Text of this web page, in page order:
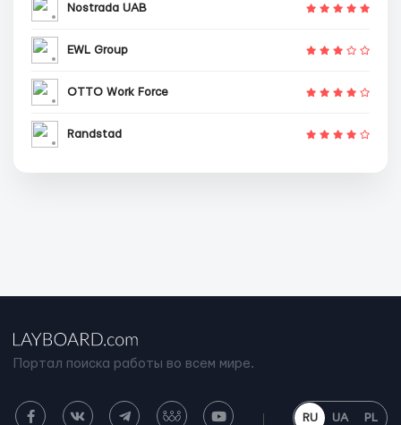
Nostrada UAB
EWL Group
OTTO Work Force
Randstad
Портал поиска работы во всем мире.
RU UA PL